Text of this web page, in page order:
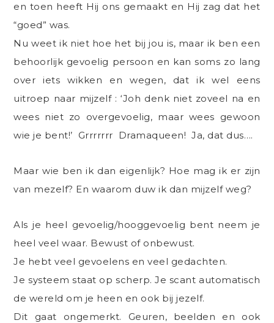
en toen heeft Hij ons gemaakt en Hij zag dat het
“goed” was.
Nu weet ik niet hoe het bij jou is, maar ik ben een
behoorlijk gevoelig persoon en kan soms zo lang
over iets wikken en wegen, dat ik wel eens
uitroep naar mijzelf : ‘Joh denk niet zoveel na en
wees niet zo overgevoelig, maar wees gewoon
wie je bent!’ Grrrrrrr Dramaqueen! Ja, dat dus….
Maar wie ben ik dan eigenlijk? Hoe mag ik er zijn
van mezelf? En waarom duw ik dan mijzelf weg?
Als je heel gevoelig/hooggevoelig bent neem je
heel veel waar. Bewust of onbewust.
Je hebt veel gevoelens en veel gedachten.
Je systeem staat op scherp. Je scant automatisch
de wereld om je heen en ook bij jezelf.
Dit gaat ongemerkt. Geuren, beelden en ook